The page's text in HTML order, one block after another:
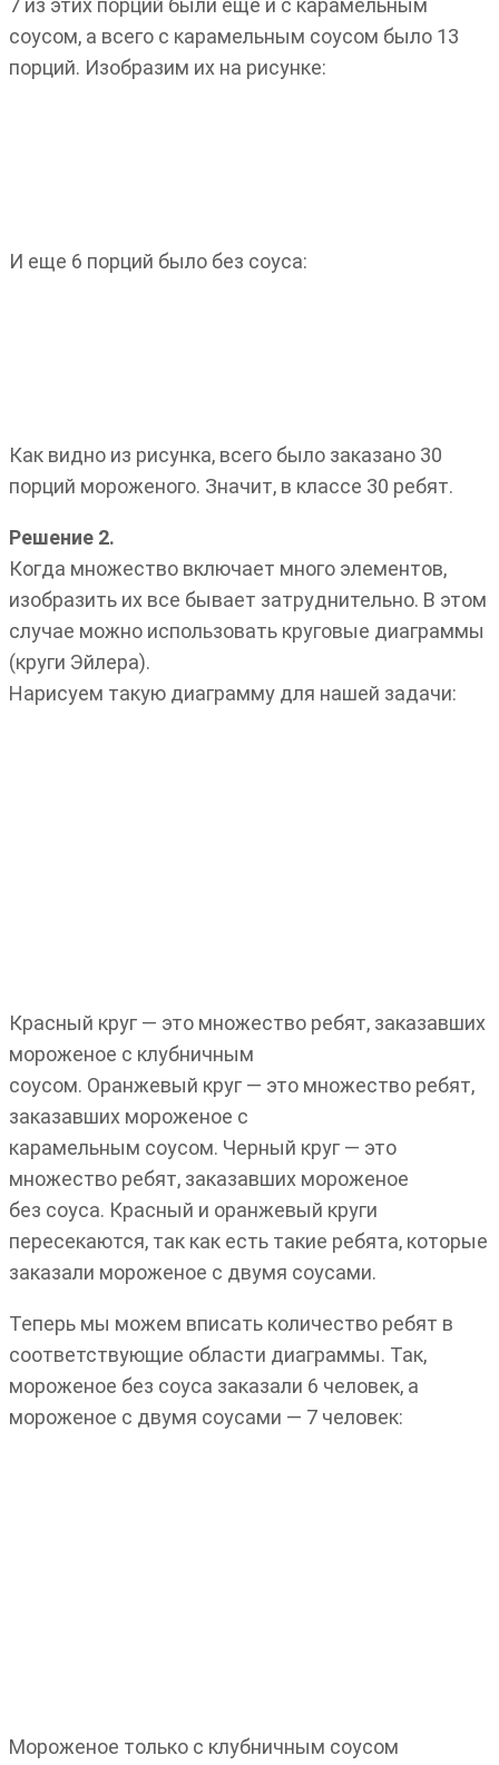
7 из этих порций были еще и с карамельным
соусом, а всего с карамельным соусом было 13
порций. Изобразим их на рисунке:
И еще 6 порций было без соуса:
Как видно из рисунка, всего было заказано 30
порций мороженого. Значит, в классе 30 ребят.
Решение 2.
Когда множество включает много элементов,
изобразить их все бывает затруднительно. В этом
случае можно использовать круговые диаграммы
(круги Эйлера).
Нарисуем такую диаграмму для нашей задачи:
Красный круг — это множество ребят, заказавших
мороженое с клубничным
соусом. Оранжевый круг — это множество ребят,
заказавших мороженое с
карамельным соусом. Черный круг — это
множество ребят, заказавших мороженое
без соуса. Красный и оранжевый круги
пересекаются, так как есть такие ребята, которые
заказали мороженое с двумя соусами.
Теперь мы можем вписать количество ребят в
соответствующие области диаграммы. Так,
мороженое без соуса заказали 6 человек, а
мороженое с двумя соусами — 7 человек:
Мороженое только с клубничным соусом